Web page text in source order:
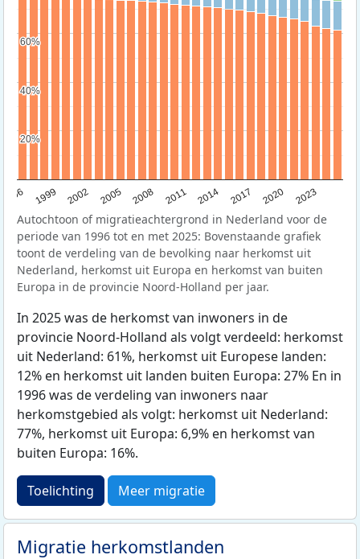
1996 1999 2002 2005 2008 2011 2014 2017 2020 2023
20%
20%
40%
40%
60%
60%
Autochtoon of migratieachtergrond in Nederland voor de
periode van 1996 tot en met 2025: Bovenstaande grafiek
toont de verdeling van de bevolking naar herkomst uit
Nederland, herkomst uit Europa en herkomst van buiten
Europa in de provincie Noord-Holland per jaar.
In 2025 was de herkomst van inwoners in de
provincie Noord-Holland als volgt verdeeld: herkomst
uit Nederland: 61%, herkomst uit Europese landen:
12% en herkomst uit landen buiten Europa: 27% En in
1996 was de verdeling van inwoners naar
herkomstgebied als volgt: herkomst uit Nederland:
77%, herkomst uit Europa: 6,9% en herkomst van
buiten Europa: 16%.
Toelichting Meer migratie
Migratie herkomstlanden